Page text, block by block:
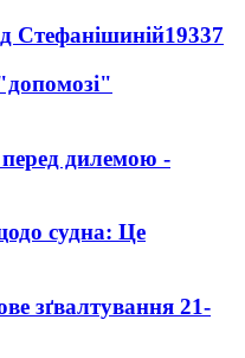
Стефанішиній19337
дилемою -
судна: Це
зґвалтування 21-